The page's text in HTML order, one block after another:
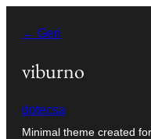
geç
← Geri
viburno
dotecsa
Minimal theme created